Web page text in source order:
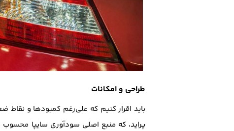
طراحی و امکانات
باید اقرار کنیم که علی‌رغم کمبودها و
پراید، که منبع اصلی سودآوری سایپا